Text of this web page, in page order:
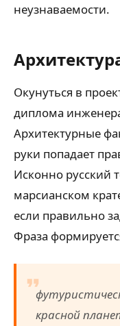
неузнаваемости.
Окунуться в
диплома
Архитектурные
руки попадает
Исконно русский
марсианском
если правильно
Фраза
красной